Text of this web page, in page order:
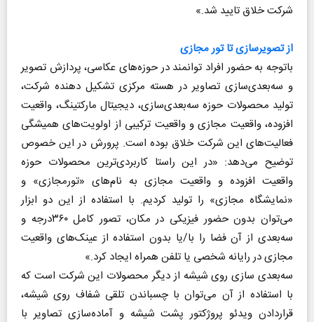
شرکت خلاق تایید شد.»
از تصویرسازی تا تور مجازی
باتوجه به حضور افراد توانمند در حوزه‌های عکاسی، پردازش تصویر
و سه‌بعدی‌سازی تصاویر در هسته‌ مرکزی تشکیل دهنده شرکت،
تولید محصولات حوزه‌ سه‌بعدی‌سازی، دیجیتال مارکتینگ، واقعیت
افزوده، واقعیت مجازی و واقعیت ترکیبی از اولویت‌های همیشگی
فعالیت‌های این شرکت خلاق بوده است. پرورش در این خصوص
توضیح می‌دهد: «در این راستا کاربردی‌ترین محصولات حوزه
واقعیت افزوده و واقعیت مجازی به نام‌های «تورمجازی» و
«نمایشگاه مجازی» را تولید کردیم. با استفاده از این دو ابزار
می‌توان بدون حضور فیزیکی در مکان، تصور کامل ۳۶۰درجه و
سه‌بعدی از آن فضا را با/یا بدون استفاده از عینک‌های واقعیت
مجازی در رایانه شخصی یا تلفن همراه ایجاد کرد.»
سه‌بعدی سازی روی شیشه از دیگر محصولات این شرکت است که
با استفاده از آن می‌توان با چسباندن تلقی شفاف روی شیشه،
قراردادن ویدئو پروژکتور پشت شیشه و آماده‌سازی تصاویر با